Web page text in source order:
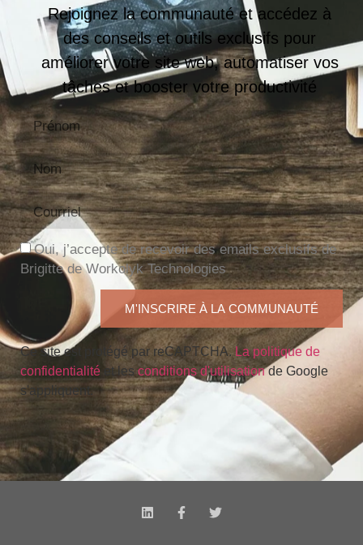
Rejoignez la communauté et accédez à
des conseils et outils exclusifs pour
améliorer votre site web, automatiser vos
tâches et booster votre productivité
Oui, j’accepte de recevoir des emails exclusifs de
Brigitte de Workolyk Technologies
M'INSCRIRE À LA COMMUNAUTÉ
Ce site est protégé par reCAPTCHA. La politique de
confidentialité et les conditions d'utilisationde Google
s'appliquent.